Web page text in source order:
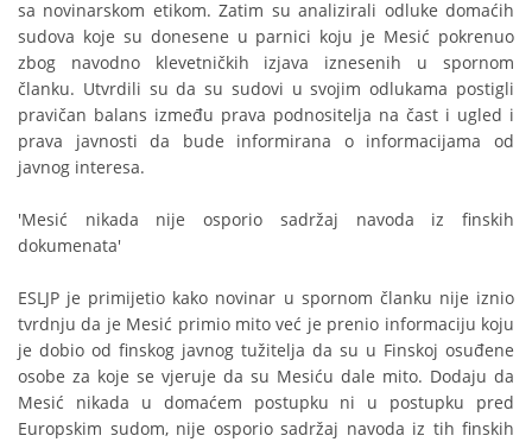
sa novinarskom etikom. Zatim su analizirali odluke domaćih
sudova koje su donesene u parnici koju je Mesić pokrenuo
zbog navodno klevetničkih izjava iznesenih u spornom
članku. Utvrdili su da su sudovi u svojim odlukama postigli
pravičan balans između prava podnositelja na čast i ugled i
prava javnosti da bude informirana o informacijama od
javnog interesa.
'Mesić nikada nije osporio sadržaj navoda iz finskih
dokumenata'
ESLJP je primijetio kako novinar u spornom članku nije iznio
tvrdnju da je Mesić primio mito već je prenio informaciju koju
je dobio od finskog javnog tužitelja da su u Finskoj osuđene
osobe za koje se vjeruje da su Mesiću dale mito. Dodaju da
Mesić nikada u domaćem postupku ni u postupku pred
Europskim sudom, nije osporio sadržaj navoda iz tih finskih